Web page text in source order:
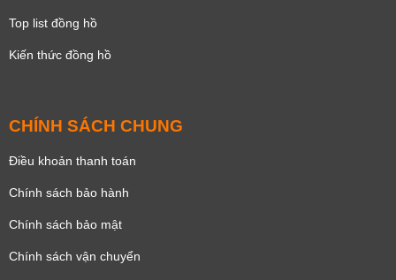
Lịch ngày đêm
Top list đồng hồ
Kiến thức đồng hồ
CHÍNH SÁCH CHUNG
Điều khoản thanh toán
Chính sách bảo hành
Chính sách bảo mật
Chính sách vận chuyển